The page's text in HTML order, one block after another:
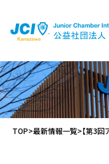
TOP>最新情報一覧>【第3回